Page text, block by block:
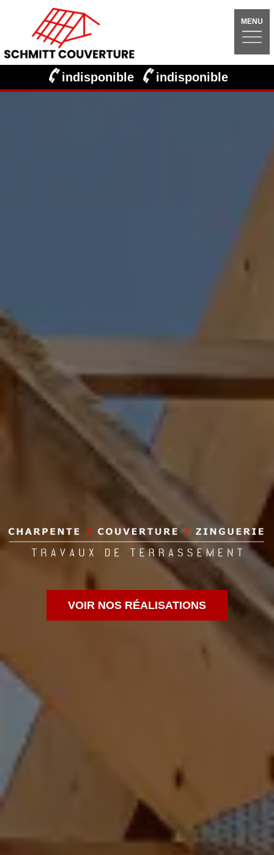
MENU
indisponible indisponible
VOIR NOS RÉALISATIONS